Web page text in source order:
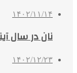
۱۴۰۲/۱۱/۱۴
نان در سال
۱۴۰۲/۱۲/۲۳